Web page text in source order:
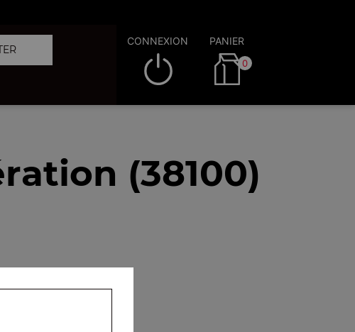
CONNEXION PANIER
0
(38100)